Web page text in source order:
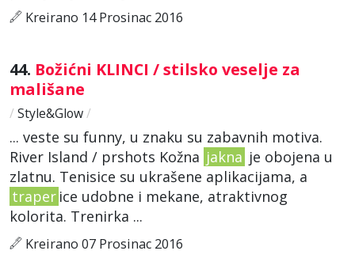
Kreirano 14 Prosinac 2016
44. Božićni KLINCI / stilsko veselje za
mališane
/ Style&Glow/
... veste su funny, u znaku su zabavnih motiva.
River Island / prshots Kožna jakna je obojena u
zlatnu. Tenisice su ukrašene aplikacijama, a
traper ice udobne i mekane, atraktivnog
kolorita. Trenirka ...
Kreirano 07 Prosinac 2016